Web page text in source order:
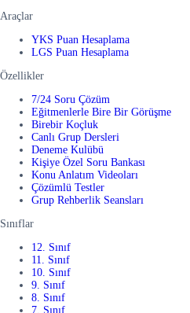
Araçlar
YKS Puan Hesaplama
LGS Puan Hesaplama
Özellikler
7/24 Soru Çözüm
Eğitmenlerle Bire Bir Görüşme
Birebir Koçluk
Canlı Grup Dersleri
Deneme Kulübü
Kişiye Özel Soru Bankası
Konu Anlatım Videoları
Çözümlü Testler
Grup Rehberlik Seansları
Sınıflar
12. Sınıf
11. Sınıf
10. Sınıf
9. Sınıf
8. Sınıf
7. Sınıf